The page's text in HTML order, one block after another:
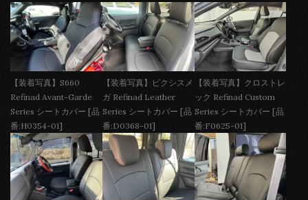
【装着写真】S660
Refinad Avant-Garde
Series シートカバー [品
番:H0354-01]
【装着写真】ピクシスメ
ガ Refinad Leather
Series シートカバー [品
番:D0368-01]
【装着写真】クロストレ
ック Refinad Custom
Series シートカバー [品
番:F0625-01]